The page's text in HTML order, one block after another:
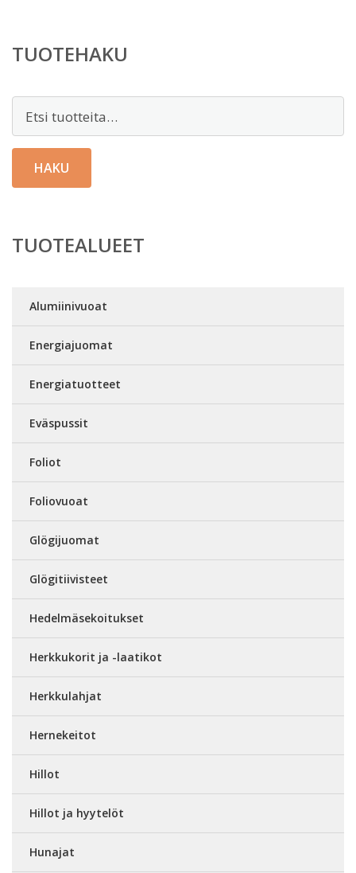
TUOTEHAKU
HAKU
TUOTEALUEET
Alumiinivuoat
Energiajuomat
Energiatuotteet
Eväspussit
Foliot
Foliovuoat
Glögijuomat
Glögitiivisteet
Hedelmäsekoitukset
Herkkukorit ja -laatikot
Herkkulahjat
Hernekeitot
Hillot
Hillot ja hyytelöt
Hunajat